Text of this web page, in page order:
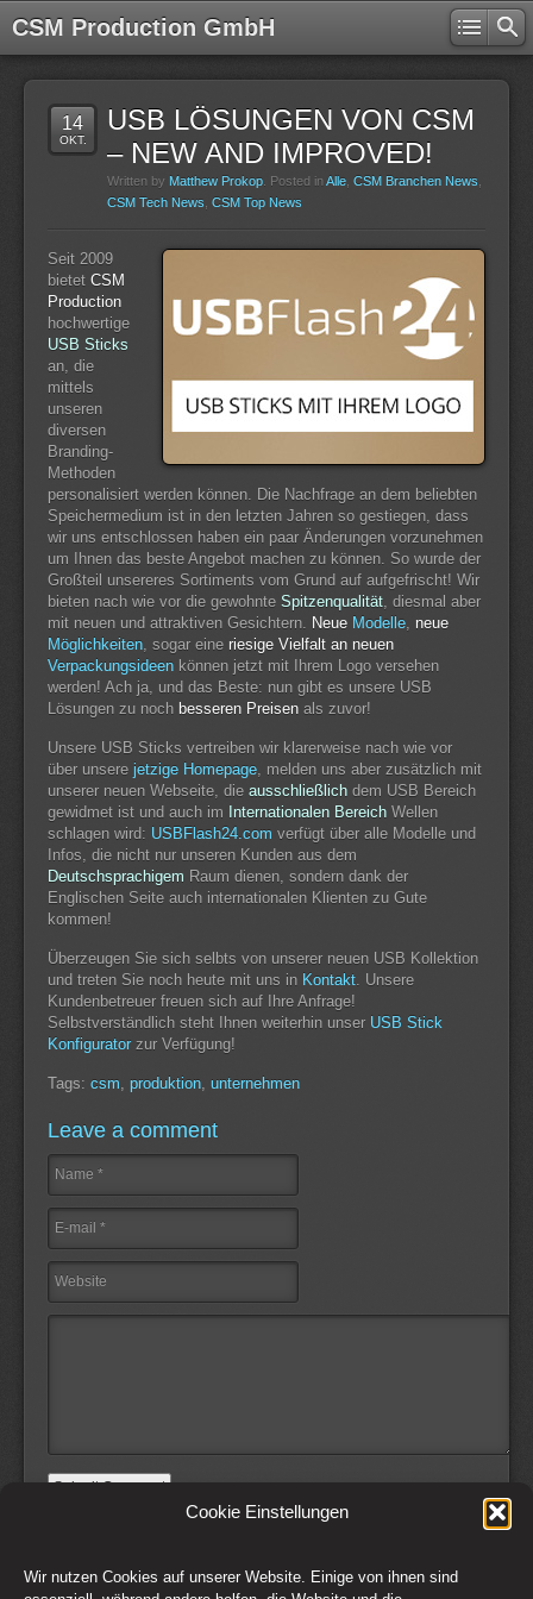
Cookie Einstellungen
Wir nutzen Cookies auf unserer Website. Einige von ihnen sind
CSM Production GmbH
14
OKT.
USB LÖSUNGEN VON CSM
– NEW AND IMPROVED!
Written by Matthew Prokop . Posted in Alle CSM Branchen News
CSM Tech News CSM Top News
Seit 2009
bietet CSM
Production
hochwertige
USB Sticks
an, die
mittels
unseren
diversen
Branding-
Methoden
personalisiert werden können. Die Nachfrage an dem beliebten
Speichermedium ist in den letzten Jahren so gestiegen, dass
wir uns entschlossen haben ein paar Änderungen vorzunehmen
um Ihnen das beste Angebot machen zu können. So wurde der
Großteil unsereres Sortiments vom Grund auf aufgefrischt! Wir
bieten nach wie vor die gewohnte Spitzenqualität, diesmal aber
mit neuen und attraktiven Gesichtern. Neue Modelle, neue
Möglichkeiten, sogar eine riesige Vielfalt an neuen
Verpackungsideen können jetzt mit Ihrem Logo versehen
werden! Ach ja, und das Beste: nun gibt es unsere USB
Lösungen zu noch besseren Preisen als zuvor!
Unsere USB Sticks vertreiben wir klarerweise nach wie vor
über unsere jetzige Homepage, melden uns aber zusätzlich mit
unserer neuen Webseite, die ausschließlich dem USB Bereich
gewidmet ist und auch im Internationalen Bereich Wellen
schlagen wird: USBFlash24.com verfügt über alle Modelle und
Infos, die nicht nur unseren Kunden aus dem
Deutschsprachigem Raum dienen, sondern dank der
Englischen Seite auch internationalen Klienten zu Gute
kommen!
Überzeugen Sie sich selbts von unserer neuen USB Kollektion
und treten Sie noch heute mit uns in Kontakt. Unsere
Kundenbetreuer freuen sich auf Ihre Anfrage!
Selbstverständlich steht Ihnen weiterhin unser USB Stick
Konfiguratorzur Verfügung!
Tags: csm, produktion, unternehmen
Leave a comment
Switch to Desktop Version